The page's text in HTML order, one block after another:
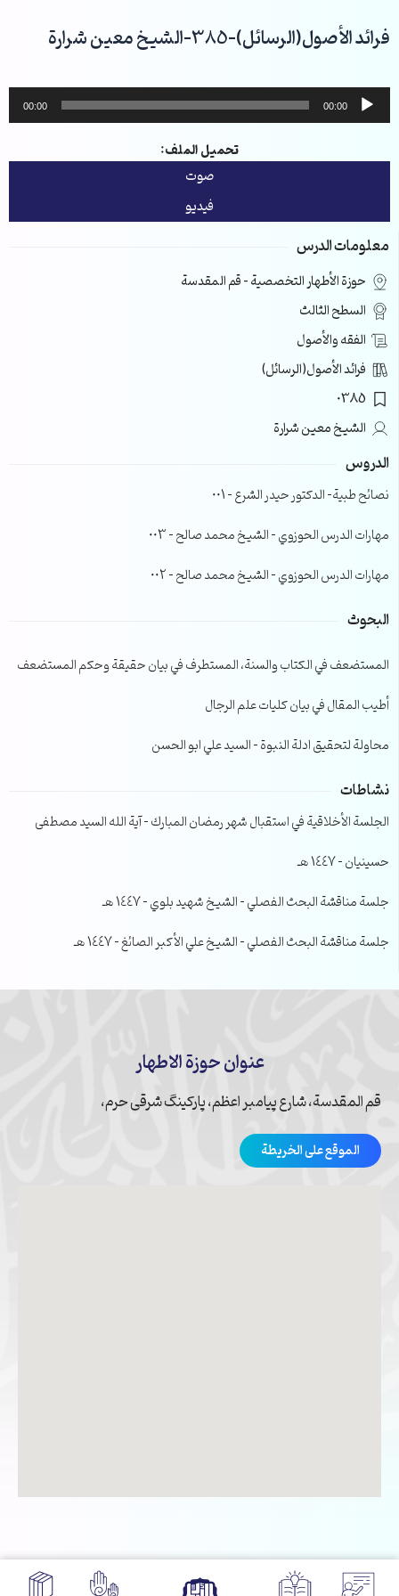
إلى
المحتوى
فرائد الأصول(الرسائل)-385-الشيخ معين شرارة
مشغل
الصوت
00:00
00:00
تحميل الملف:
صوت
فيديو
معلومات الدرس
حوزة الأطهار التخصصية – قم المقدسة
السطح الثالث
الفقه والأصول
فرائد الأصول(الرسائل)
0385
الشيخ معين شرارة
الدروس
نصائح طبية- الدكتور حيدر الشرع – 001
مهارات الدرس الحوزوي – الشيخ محمد صالح – 003
مهارات الدرس الحوزوي – الشيخ محمد صالح – 002
البحوث
المستضعف في الكتاب والسنة، المستطرف في بيان حقيقة وحكم المستضعف
أطيب المقال في بيان كليات علم الرجال
محاولة لتحقيق ادلة النبوة – السيد علي ابو الحسن
نشاطات
الجلسة الأخلاقية في استقبال شهر رمضان المبارك – آية الله السيد مصطفى
حسينيان – 1447 هـ
جلسة مناقشة البحث الفصلي – الشيخ شهيد بلوي – 1447 هـ
جلسة مناقشة البحث الفصلي – الشيخ علي الأكبر الصائغ – 1447 هـ
عنوان حوزة الاطهار
قم المقدسة، شارع پیامبر اعظم، پارکینگ شرقی حرم،
الموقع على الخريطة